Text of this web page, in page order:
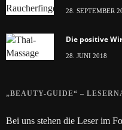
28. SEPTEMBER
Die positive
28. JUNI 2018
„BEAUTY-GUIDE“ –
Bei uns stehen die Leser im